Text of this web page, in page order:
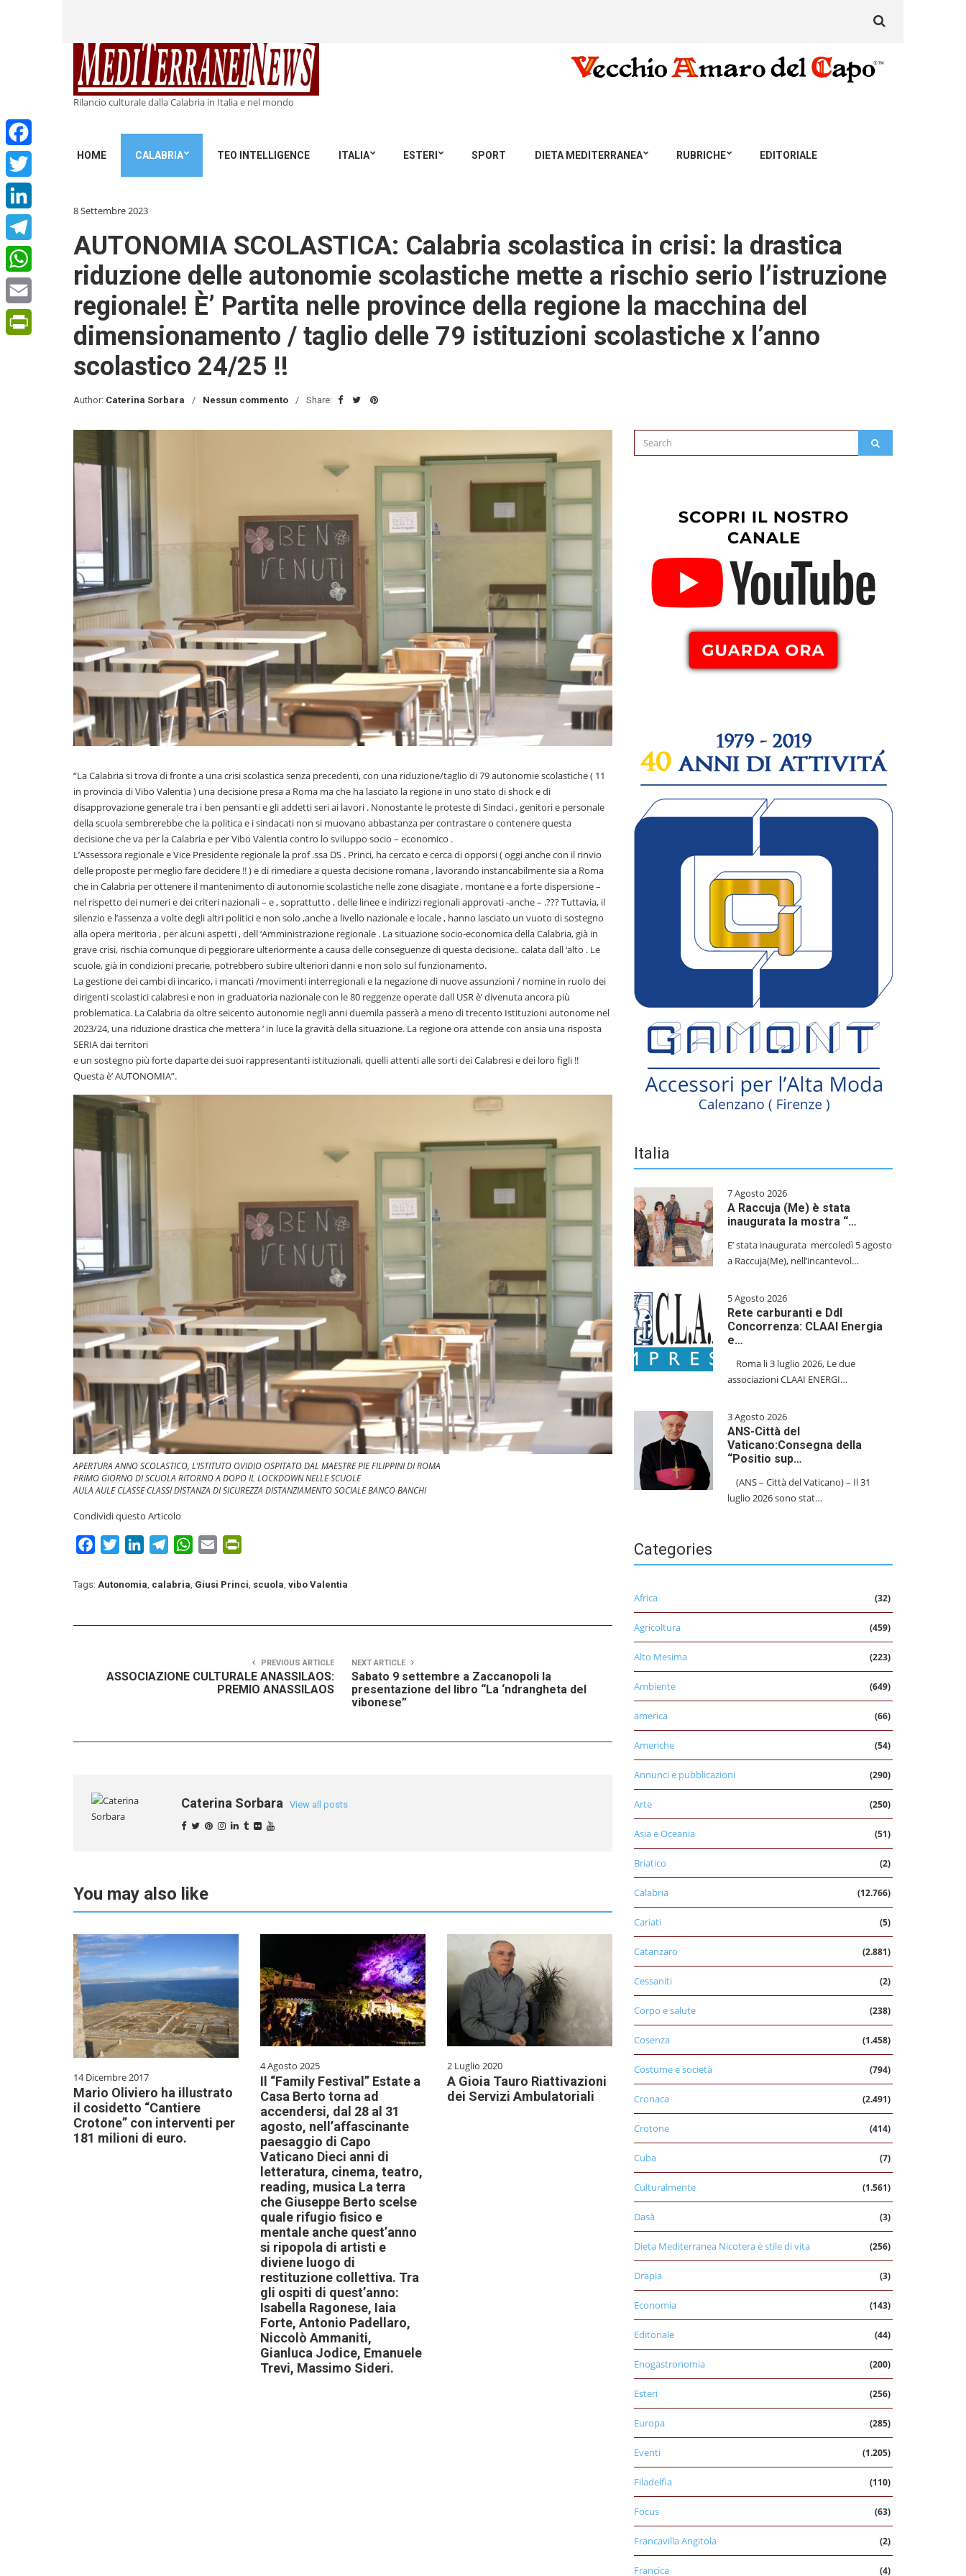
Rilancio culturale dalla Calabria in Italia e nel mondo
HOME CALABRIA TEO INTELLIGENCE ITALIA ESTERI SPORT DIETA MEDITERRANEA RUBRICHE EDITORIALE
for:
Facebook
Twitter
LinkedIn
Telegram
WhatsApp
Email
8 Settembre 2023
AUTONOMIA SCOLASTICA: Calabria scolastica in crisi: la drastica
riduzione delle autonomie scolastiche mette a rischio serio l’istruzione
regionale! È’ Partita nelle province della regione la macchina del
dimensionamento / taglio delle 79 istituzioni scolastiche x l’anno
scolastico 24/25 !!
Author: Caterina Sorbara Nessun commento Share:
“La Calabria si trova di fronte a una crisi scolastica senza precedenti, con una riduzione/taglio di 79 autonomie scolastiche ( 11
in provincia di Vibo Valentia ) una decisione presa a Roma ma che ha lasciato la regione in uno stato di shock e di
disapprovazione generale tra i ben pensanti e gli addetti seri ai lavori . Nonostante le proteste di Sindaci , genitori e personale
della scuola sembrerebbe che la politica e i sindacati non si muovano abbastanza per contrastare o contenere questa
decisione che va per la Calabria e per Vibo Valentia contro lo sviluppo socio – economico .
L’Assessora regionale e Vice Presidente regionale la prof .ssa DS . Princi, ha cercato e cerca di opporsi ( oggi anche con il rinvio
delle proposte per meglio fare decidere !! ) e di rimediare a questa decisione romana , lavorando instancabilmente sia a Roma
che in Calabria per ottenere il mantenimento di autonomie scolastiche nelle zone disagiate , montane e a forte dispersione –
nel rispetto dei numeri e dei criteri nazionali – e , soprattutto , delle linee e indirizzi regionali approvati -anche – .??? Tuttavia, il
silenzio e l’assenza a volte degli altri politici e non solo ,anche a livello nazionale e locale , hanno lasciato un vuoto di sostegno
alla opera meritoria , per alcuni aspetti , dell ‘Amministrazione regionale . La situazione socio-economica della Calabria, già in
grave crisi, rischia comunque di peggiorare ulteriormente a causa delle conseguenze di questa decisione.. calata dall ‘alto . Le
scuole, già in condizioni precarie, potrebbero subire ulteriori danni e non solo sul funzionamento.
La gestione dei cambi di incarico, i mancati /movimenti interregionali e la negazione di nuove assunzioni / nomine in ruolo dei
dirigenti scolastici calabresi e non in graduatoria nazionale con le 80 reggenze operate dall USR è’ divenuta ancora più
problematica. La Calabria da oltre seicento autonomie negli anni duemila passerà a meno di trecento Istituzioni autonome nel
2023/24, una riduzione drastica che mettera ‘ in luce la gravità della situazione. La regione ora attende con ansia una risposta
SERIA dai territori
e un sostegno più forte daparte dei suoi rappresentanti istituzionali, quelli attenti alle sorti dei Calabresi e dei loro figli !!
Questa è’ AUTONOMIA”.
APERTURA ANNO SCOLASTICO, L’ISTITUTO OVIDIO OSPITATO DAL MAESTRE PIE FILIPPINI DI ROMA
PRIMO GIORNO DI SCUOLA RITORNO A DOPO IL LOCKDOWN NELLE SCUOLE
AULA AULE CLASSE CLASSI DISTANZA DI SICUREZZA DISTANZIAMENTO SOCIALE BANCO BANCHI
Condividi questo Articolo
FacebookTwitterLinkedInTelegramWhatsApp
Email
Tags: Autonomia calabria Giusi Princi scuola vibo Valentia
PREVIOUS ARTICLE
ASSOCIAZIONE CULTURALE ANASSILAOS:
PREMIO ANASSILAOS
NEXT ARTICLE
Sabato 9 settembre a Zaccanopoli la
presentazione del libro “La ‘ndrangheta del
vibonese”
Caterina Sorbara View all posts
You may also like
14 Dicembre 2017
Mario Oliviero ha illustrato
il cosidetto “Cantiere
Crotone” con interventi per
181 milioni di euro.
4 Agosto 2025
Il “Family Festival” Estate a
Casa Berto torna ad
accendersi, dal 28 al 31
agosto, nell’affascinante
paesaggio di Capo
Vaticano Dieci anni di
letteratura, cinema, teatro,
reading, musica La terra
che Giuseppe Berto scelse
quale rifugio fisico e
mentale anche quest’anno
si ripopola di artisti e
diviene luogo di
restituzione collettiva. Tra
gli ospiti di quest’anno:
Isabella Ragonese, Iaia
Forte, Antonio Padellaro,
Niccolò Ammaniti,
Gianluca Jodice, Emanuele
Trevi, Massimo Sideri.
2 Luglio 2020
A Gioia Tauro Riattivazioni
dei Servizi Ambulatoriali
Search
for:
Italia
7 Agosto 2026
A Raccuja (Me) è stata
inaugurata la mostra “…
E’ stata inaugurata mercoledì 5 agosto
a Raccuja(Me), nell’incantevol…
5 Agosto 2026
Rete carburanti e Ddl
Concorrenza: CLAAI Energia
e…
​Roma li 3 luglio 2026, Le due
associazioni CLAAI ENERGI…
3 Agosto 2026
ANS-Città del
Vaticano:Consegna della
“Positio sup…
(ANS – Città del Vaticano) – Il 31
luglio 2026 sono stat…
Categories
Africa (32)
Agricoltura (459)
Alto Mesima (223)
Ambiente (649)
america (66)
Americhe (54)
Annunci e pubblicazioni (290)
Arte (250)
Asia e Oceania (51)
Briatico (2)
Calabria (12.766)
Cariati (5)
Catanzaro (2.881)
Cessaniti (2)
Corpo e salute (238)
Cosenza (1.458)
Costume e società (794)
Cronaca (2.491)
Crotone (414)
Cuba (7)
Culturalmente (1.561)
Dasà (3)
Dieta Mediterranea Nicotera è stile di vita (256)
Drapia (3)
Economia (143)
Editoriale (44)
Enogastronomia (200)
Esteri (256)
Europa (285)
Eventi (1.205)
Filadelfia (110)
Focus (63)
Francavilla Angitola (2)
Francica (4)